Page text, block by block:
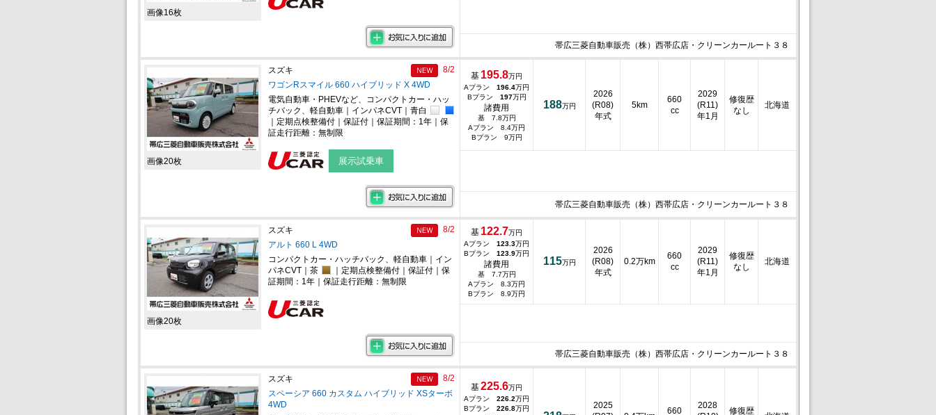
画像16枚
帯広三菱自動車販売（株）西帯広店・クリーンカールート３８
画像20枚
スズキ
ワゴンRスマイル 660 ハイブリッド X 4WD
8/2
電気自動車・PHEVなど、コンパクトカー・ハッ
チバック、軽自動車｜インパネCVT｜青白
｜定期点検整備付｜保証付｜保証期間：1年｜保
証走行距離：無制限
展示試乗車
基 195.8万円
Aプラン 196.4万円
Bプラン 197万円
諸費用
基 7.8万円
Aプラン 8.4万円
Bプラン 9万円
188万円
2026
(R08)
年式
5km
660
cc
2029
(R11)
年1月
修復歴
なし
北海道
帯広三菱自動車販売（株）西帯広店・クリーンカールート３８
画像20枚
スズキ
アルト 660 L 4WD
8/2
コンパクトカー・ハッチバック、軽自動車｜イン
パネCVT｜茶
｜定期点検整備付｜保証付｜保
証期間：1年｜保証走行距離：無制限
基 122.7万円
Aプラン 123.3万円
Bプラン 123.9万円
諸費用
基 7.7万円
Aプラン 8.3万円
Bプラン 8.9万円
115万円
2026
(R08)
年式
0.2万km
660
cc
2029
(R11)
年1月
修復歴
なし
北海道
帯広三菱自動車販売（株）西帯広店・クリーンカールート３８
スズキ
スペーシア 660 カスタム ハイブリッド XSターボ
4WD
8/2
基225.6万円
Aプラン 226.2万円
Bプラン 226.8万円
2025
660
2028
修復歴